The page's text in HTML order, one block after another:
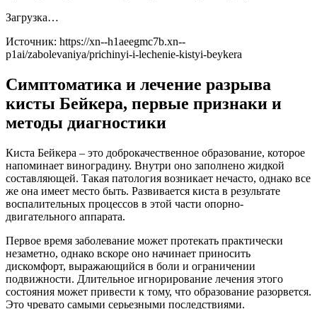
Загрузка…
Источник: https://xn--h1aeegmc7b.xn--
p1ai/zabolevaniya/prichinyi-i-lechenie-kistyi-beykera
Симптоматика и лечение разрыва
кисты Бейкера, первые признаки и
методы диагностики
Киста Бейкера – это доброкачественное образование, которое
напоминает виноградину. Внутри оно заполнено жидкой
составляющей. Такая патология возникает нечасто, однако все
же она имеет место быть. Развивается киста в результате
воспалительных процессов в этой части опорно-
двигательного аппарата.
Первое время заболевание может протекать практически
незаметно, однако вскоре оно начинает приносить
дискомфорт, выражающийся в боли и ограничении
подвижности. Длительное игнорирование лечения этого
состояния может привести к тому, что образование разорвется.
Это чревато самыми серьезными последствиями.